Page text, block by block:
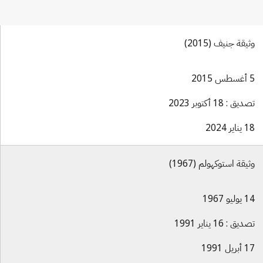
وثيقة جنيف (2015)
5 أغسطس 2015
تصديق : 18 أكتوبر 2023
18 يناير 2024
وثيقة استوكهولم (1967)
14 يوليو 1967
تصديق : 16 يناير 1991
17 أبريل 1991